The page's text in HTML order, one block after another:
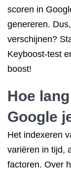
scoren in
genereren.
verschijnen?
Keyboost-test
boost!
Hoe
Google
Het indexeren
variëren in tijd,
factoren. Over